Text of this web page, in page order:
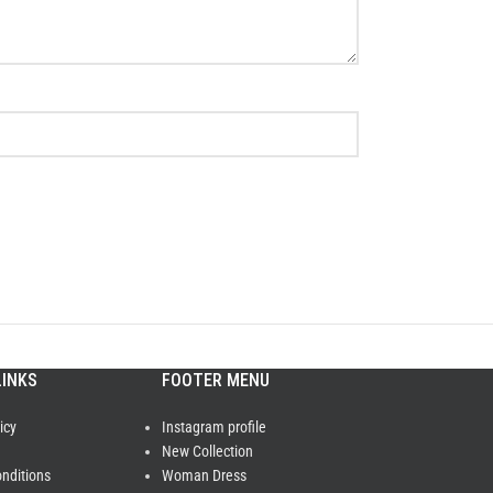
FOOTER MENU
Instagram profile
New Collection
Woman Dress